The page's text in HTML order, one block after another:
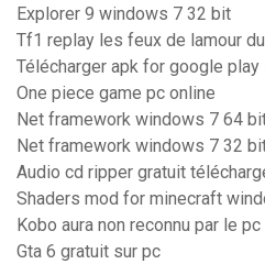
Explorer 9 windows 7 32 bit
Tf1 replay les feux de lamour
Télécharger apk for google
One piece game pc online
Net framework windows 7 64
Net framework windows 7 32
Audio cd ripper gratuit
Shaders mod for minecraft
Kobo aura non reconnu par le pc
Gta 6 gratuit sur pc